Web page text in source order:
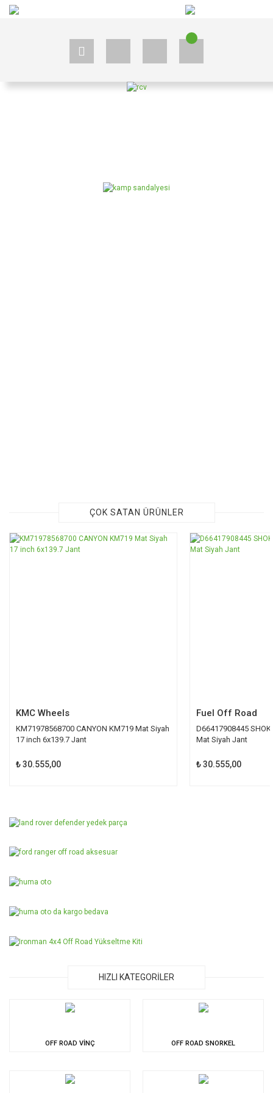
ÇOK SATAN ÜRÜNLER
KMC Wheels
KM71978568700 CANYON KM719 Mat Siyah
17 inch 6x139.7 Jant
₺ 30.555,00
Fuel Off Road
D66417908445
Mat Siyah Jant
₺ 30.555,00
HIZLI KATEGORİLER
OFF ROAD VİNÇ OFF ROAD SNORKEL